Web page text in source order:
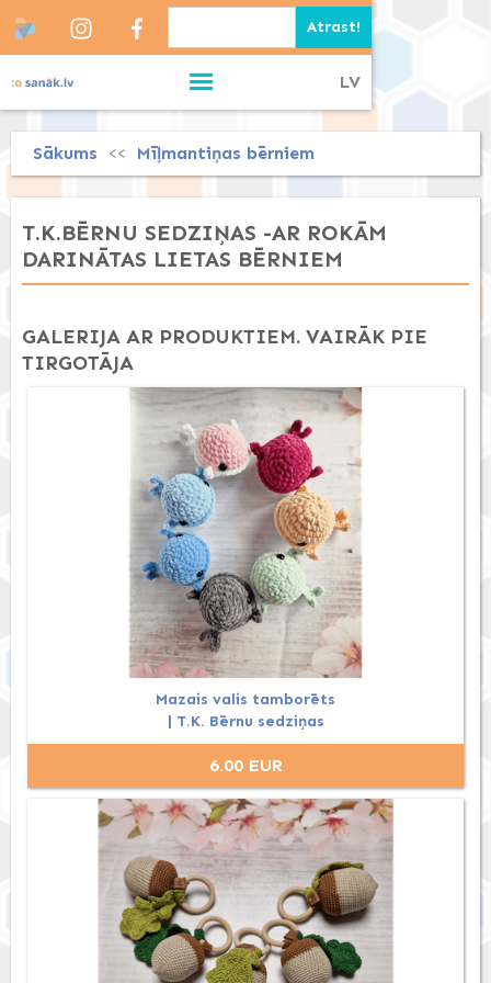
LV
Sākums << Mīļmantiņas bērniem
T.K.BĒRNU SEDZIŅAS -AR ROKĀM
DARINĀTAS LIETAS BĒRNIEM
GALERIJA AR PRODUKTIEM. VAIRĀK PIE
TIRGOTĀJA
Mazais valis tamborēts
| T.K. Bērnu sedziņas
6.00 EUR